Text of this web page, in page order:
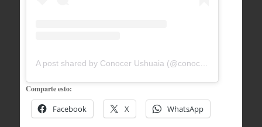
A post shared by Conocer Ushuaia (@conocerushuaia)
Comparte esto:
Facebook X WhatsApp